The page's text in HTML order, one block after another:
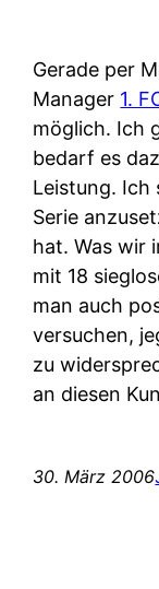
Gerade per
Manager 1.
möglich. Ich
bedarf es
Leistung. Ich
Serie
hat. Was wir
mit 18
man auch
versuchen,
zu
an diesen
30. März 2006